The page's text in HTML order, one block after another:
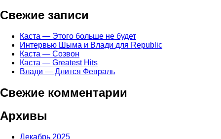
Свежие записи
Каста — Этого больше не будет
Интервью Шыма и Влади для Republic
Каста — Созвон
Каста — Greatest Hits
Влади — Длится Февраль
Свежие комментарии
Архивы
Декабрь 2025